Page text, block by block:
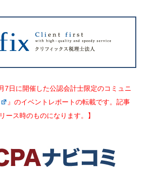
7日に開催した公認会計士限定のコミュニ
』のイベントレポートの転載です。記事
ース時のものになります。】